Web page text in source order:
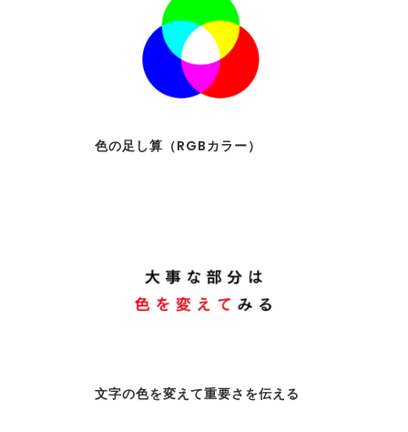
色の足し算（RGBカラー）
文字の色を変えて重要さを伝える